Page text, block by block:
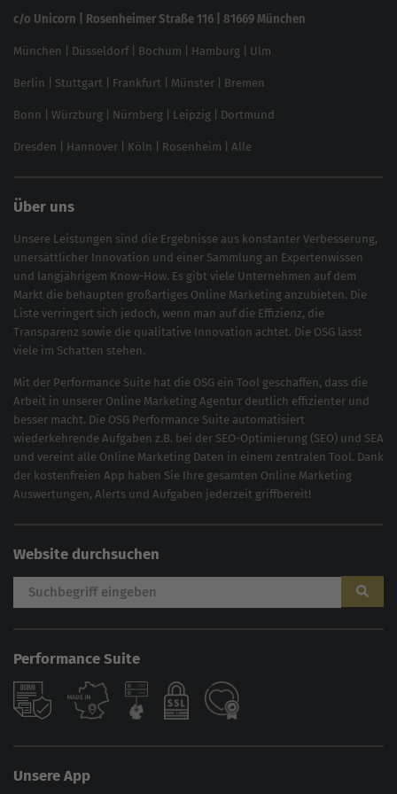
Linkbuilding 2025
Local SEO
SEO für Online Shops
Brand Monitoring 2025
c/o Unicorn | Rosenheimer Straße 116 | 81669 München
München Düsseldorf| Bochum Hamburg Ulm
Berlin Stuttgart Frankfurt Münster Bremen
Bonn Würzburg Nürnberg Leipzig Dortmund
Dresden Hannover Köln Rosenheim Alle
Über uns
Unsere Leistungen sind die Ergebnisse aus konstanter Verbesserung,
unersättlicher Innovation und einer Sammlung an Expertenwissen
und langjährigem Know-How. Es gibt viele Unternehmen auf dem
Markt die behaupten großartiges Online Marketing anzubieten. Die
Liste verringert sich jedoch, wenn man auf die Effizienz, die
Transparenz sowie die qualitative Innovation achtet. Die OSG lässt
viele im Schatten stehen.
Mit der Performance Suite hat die OSG ein Tool geschaffen, dass die
Arbeit in unserer Online Marketing Agentur deutlich effizienter und
besser macht. Die OSG Performance Suite automatisiert
wiederkehrende Aufgaben z.B. bei der SEO-Optimierung (SEO) und SEA
und vereint alle Online Marketing Daten in einem zentralen Tool. Dank
der kostenfreien App haben Sie Ihre gesamten Online Marketing
Auswertungen, Alerts und Aufgaben jederzeit griffbereit!
Website durchsuchen
Performance Suite
Unsere App